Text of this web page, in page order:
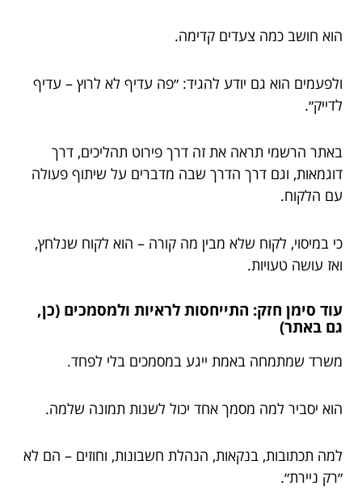
הוא חושב כמה צעדים קדימה.
ולפעמים הוא גם יודע להגיד: ״פה עדיף לא לרוץ – עדיף
לדייק״.
באתר הרשמי תראה את זה דרך פירוט תהליכים, דרך
דוגמאות, וגם דרך הדרך שבה מדברים על שיתוף פעולה
עם הלקוח.
כי במיסוי, לקוח שלא מבין מה קורה – הוא לקוח שנלחץ,
ואז עושה טעויות.
עוד סימן חזק: התייחסות לראיות ולמסמכים (כן,
גם באתר)
משרד שמתמחה באמת ייגע במסמכים בלי לפחד.
הוא יסביר למה מסמך אחד יכול לשנות תמונה שלמה.
למה תכתובות, בנקאות, הנהלת חשבונות, וחוזים – הם לא
״רק ניירת״.